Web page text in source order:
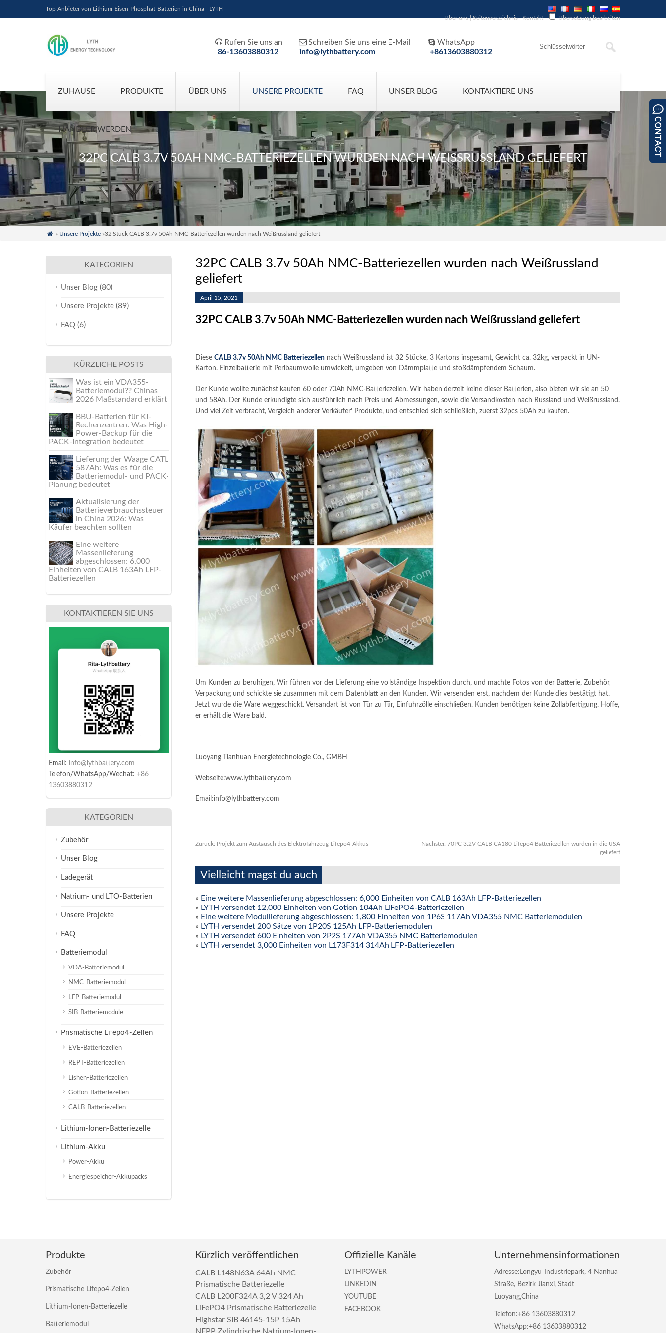
Top-Anbieter von Lithium-Eisen-Phosphat-Batterien in China - LYTH
Über uns|Seitenverzeichnis|Kontakt Übersetzung bearbeiten
 Rufen Sie uns an
86-13603880312
 Schreiben Sie uns eine E-Mail
info@lythbattery.com
 WhatsApp
+8613603880312
ZUHAUSE PRODUKTE ÜBER UNS UNSERE PROJEKTE FAQ UNSER BLOG KONTAKTIERE UNS
HÄNDLER WERDEN
32PC CALB 3.7V 50AH NMC-BATTERIEZELLEN WURDEN NACH WEISSRUSSLAND GELIEFERT
 » Unsere Projekte»32 Stück CALB 3.7v 50Ah NMC-Batteriezellen wurden nach Weißrussland geliefert
32PC CALB 3.7v 50Ah NMC-Batteriezellen wurden nach Weißrussland
geliefert
April 15, 2021
32PC CALB 3.7v 50Ah NMC-Batteriezellen wurden nach Weißrussland geliefert
Diese CALB 3.7v 50Ah NMC Batteriezellennach Weißrussland ist 32 Stücke, 3 Kartons insgesamt, Gewicht ca. 32kg, verpackt in UN-
Karton. Einzelbatterie mit Perlbaumwolle umwickelt, umgeben von Dämmplatte und stoßdämpfendem Schaum.
Der Kunde wollte zunächst kaufen 60 oder 70Ah NMC-Batteriezellen. Wir haben derzeit keine dieser Batterien, also bieten wir sie an 50
und 58Ah. Der Kunde erkundigte sich ausführlich nach Preis und Abmessungen, sowie die Versandkosten nach Russland und Weißrussland.
Und viel Zeit verbracht, Vergleich anderer Verkäufer’ Produkte, und entschied sich schließlich, zuerst 32pcs 50Ah zu kaufen.
Um Kunden zu beruhigen, Wir führen vor der Lieferung eine vollständige Inspektion durch, und machte Fotos von der Batterie, Zubehör,
Verpackung und schickte sie zusammen mit dem Datenblatt an den Kunden. Wir versenden erst, nachdem der Kunde dies bestätigt hat.
Jetzt wurde die Ware weggeschickt. Versandart ist von Tür zu Tür, Einfuhrzölle einschließen. Kunden benötigen keine Zollabfertigung. Hoffe,
er erhält die Ware bald.
Luoyang Tianhuan Energietechnologie Co., GMBH
Webseite:www.lythbattery.com
Email:info@lythbattery.com
Zurück: Projekt zum Austausch des Elektrofahrzeug-Lifepo4-Akkus Nächster: 70PC 3.2V CALB CA180 Lifepo4 Batteriezellen wurden in die USA
geliefert
Vielleicht magst du auch
» Eine weitere Massenlieferung abgeschlossen: 6,000 Einheiten von CALB 163Ah LFP-Batteriezellen
» LYTH versendet 12,000 Einheiten von Gotion 104Ah LiFePO4-Batteriezellen
» Eine weitere Modullieferung abgeschlossen: 1,800 Einheiten von 1P6S 117Ah VDA355 NMC Batteriemodulen
» LYTH versendet 200 Sätze von 1P20S 125Ah LFP-Batteriemodulen
» LYTH versendet 600 Einheiten von 2P2S 177Ah VDA355 NMC Batteriemodulen
» LYTH versendet 3,000 Einheiten von L173F314 314Ah LFP-Batteriezellen
KATEGORIEN
Unser Blog (80)
Unsere Projekte (89)
FAQ (6)
KÜRZLICHE POSTS
Was ist ein VDA355-
Batteriemodul?? Chinas
2026 Maßstandard erklärt
BBU-Batterien für KI-
Rechenzentren: Was High-
Power-Backup für die
PACK-Integration bedeutet
Lieferung der Waage CATL
587Ah: Was es für die
Batteriemodul- und PACK-
Planung bedeutet
Aktualisierung der
Batterieverbrauchssteuer
in China 2026: Was
Käufer beachten sollten
Eine weitere
Massenlieferung
abgeschlossen: 6,000
Einheiten von CALB 163Ah LFP-
Batteriezellen
KONTAKTIEREN SIE UNS
Email: info@lythbattery.com
Telefon/WhatsApp/Wechat: +86
13603880312
KATEGORIEN
Zubehör
Unser Blog
Ladegerät
Natrium- und LTO-Batterien
Unsere Projekte
FAQ
Batteriemodul
VDA-Batteriemodul
NMC-Batteriemodul
LFP-Batteriemodul
SIB-Batteriemodule
Prismatische Lifepo4-Zellen
EVE-Batteriezellen
REPT-Batteriezellen
Lishen-Batteriezellen
Gotion-Batteriezellen
CALB-Batteriezellen
Lithium-Ionen-Batteriezelle
Lithium-Akku
Power-Akku
Energiespeicher-Akkupacks
Produkte
Zubehör
Prismatische Lifepo4-Zellen
Lithium-Ionen-Batteriezelle
Batteriemodul
Kürzlich veröffentlichen
CALB L148N63A 64Ah NMC
Prismatische Batteriezelle
CALB L200F324A 3,2 V 324 Ah
LiFePO4 Prismatische Batteriezelle
Highstar SIB 46145-15P 15Ah
NFPP Zylindrische Natrium-Ionen-
Offizielle Kanäle
LYTHPOWER
LINKEDIN
YOUTUBE
FACEBOOK
Unternehmensinformationen
Adresse:Longyu-Industriepark, 4 Nanhua-
Straße, Bezirk Jianxi, Stadt
Luoyang,China
Telefon:+86 13603880312
WhatsApp:+86 13603880312